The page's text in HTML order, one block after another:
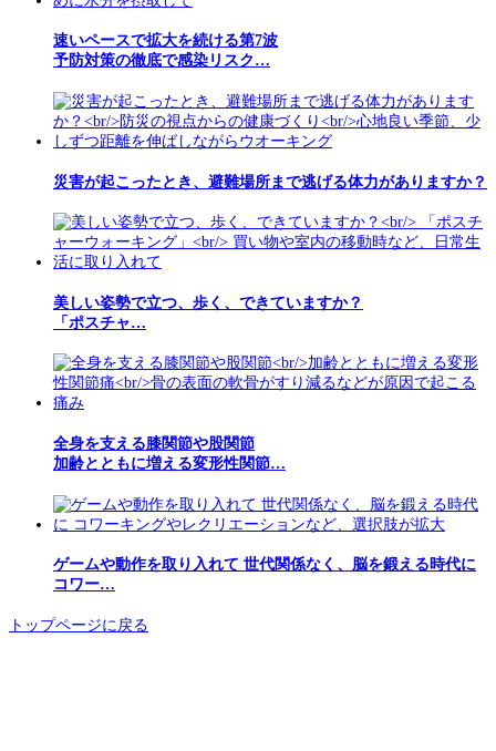
速いペースで拡大を続ける第7波
予防対策の徹底で感染リスク…
災害が起こったとき、避難場所まで逃げる体力がありますか？
美しい姿勢で立つ、歩く、できていますか？
「ポスチャ…
全身を支える膝関節や股関節
加齢とともに増える変形性関節…
ゲームや動作を取り入れて 世代関係なく、脳を鍛える時代に
コワー…
トップページに戻る